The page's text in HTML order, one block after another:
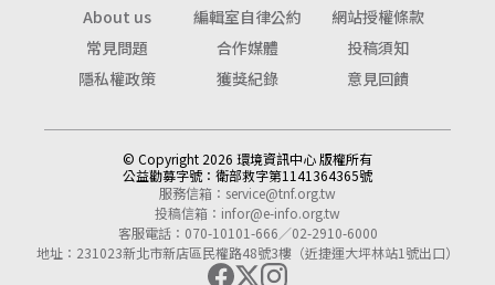
About us
編輯室自律公約
網站授權條款
常見問題
合作媒體
投稿須知
隱私權政策
獲獎紀錄 意見回饋
© Copyright 2026 環境資訊中心 版權所有
公益勸募字號： 衛部救字第1141364365號
服務信箱： service@tnf.org.tw
投稿信箱： infor@e-info.org.tw
客服電話：070-10101-666／02-2910-6000
地址：231023新北市新店區民權路48號3樓（近捷運大坪林站1號出口）